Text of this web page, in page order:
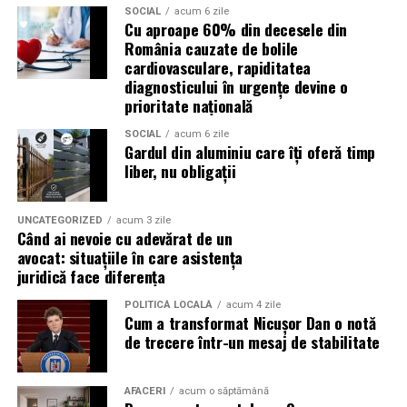
Un ulei formulat pentru utilizarea cu DPF contribuie la:
reducerea acumulării de reziduuri;
protejarea filtrului de particule;
funcționarea eficientă a sistemului antipoluare.
Acest aspect este esențial pentru reducerea riscului
unor reparații costisitoare.
Avantajele Ravenol VMP USVO 5W30
Printre cele mai importante avantaje se numără:
tehnologie USVO;
stabilitate termică ridicată;
rezistență la oxidare;
și oportunități pentru orice afacere.
(Advertorial)
SOCIAL acum 6 zile
Cu aproape 60% din decesele din
România cauzate de bolile
cardiovasculare, rapiditatea
diagnosticului în urgențe devine o
prioritate națională
SOCIAL acum 6 zile
Gardul din aluminiu care îți oferă timp
liber, nu obligații
UNCATEGORIZED acum 3 zile
Când ai nevoie cu adevărat de un
avocat: situațiile în care asistența
juridică face diferența
POLITICĂ LOCALĂ acum 4 zile
Cum a transformat Nicușor Dan o notă
de trecere într-un mesaj de stabilitate
AFACERI acum o săptămână